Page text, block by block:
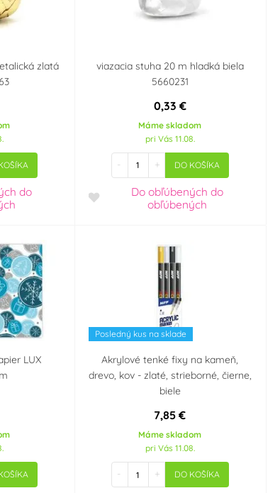
zlatá
do
viazacia stuha 20 m hladká biela
5660231
0,33 €
Máme skladom
pri Vás 11.08.
- + DO KOŠÍKA
Do obľúbenýchdo
obľúbených
LUX
Posledný kus na sklade
Akrylové tenké fixy na kameň,
drevo, kov - zlaté, strieborné, čierne,
biele
7,85 €
Máme skladom
pri Vás 11.08.
- + DO KOŠÍKA